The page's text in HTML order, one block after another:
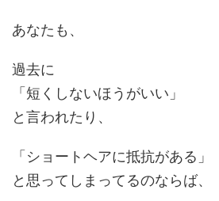
あなたも、
過去に
「 短くしないほうがいい 」
と言われたり、
「 ショートヘアに抵抗がある 」
と思ってしまってるのならば、